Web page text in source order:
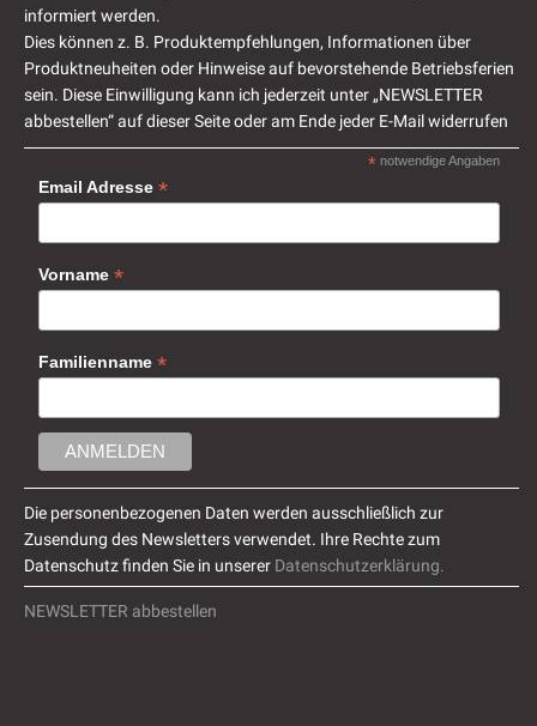
informiert werden.
Dies können z. B. Produktempfehlungen, Informationen über
Produktneuheiten oder Hinweise auf bevorstehende Betriebsferien
sein. Diese Einwilligung kann ich jederzeit unter „NEWSLETTER
abbestellen“ auf dieser Seite oder am Ende jeder E-Mail widerrufen
*notwendige Angaben
Email Adresse *
Vorname *
Familienname *
Die personenbezogenen Daten werden ausschließlich zur
Zusendung des Newsletters verwendet. Ihre Rechte zum
Datenschutz finden Sie in unserer Datenschutzerklärung.
NEWSLETTER abbestellen